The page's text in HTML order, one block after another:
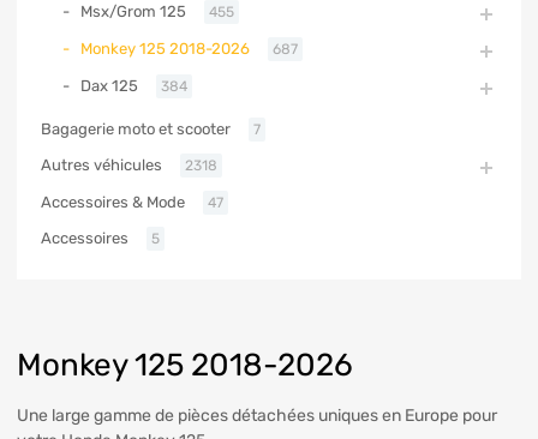
Monkey 125 2018-2026
Une large gamme de pièces détachées uniques en Europe pour
Msx/Grom 125 455
Monkey 125 2018-2026 687
Dax 125 384
Bagagerie moto et scooter 7
Autres véhicules 2318
Accessoires & Mode 47
Accessoires 5